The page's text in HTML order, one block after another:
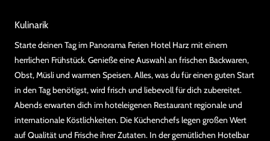
Kulinarik
Starte deinen Tag im Panorama Ferien Hotel Harz mit einem
herrlichen Frühstück. Genieße eine Auswahl an frischen Backwaren,
Obst, Müsli und warmen Speisen. Alles, was du für einen guten Start
in den Tag benötigst, wird frisch und liebevoll für dich zubereitet.
Abends erwarten dich im hoteleigenen Restaurant regionale und
internationale Köstlichkeiten. Die Küchenchefs legen großen Wert
auf Qualität und Frische ihrer Zutaten. In der gemütlichen Hotelbar